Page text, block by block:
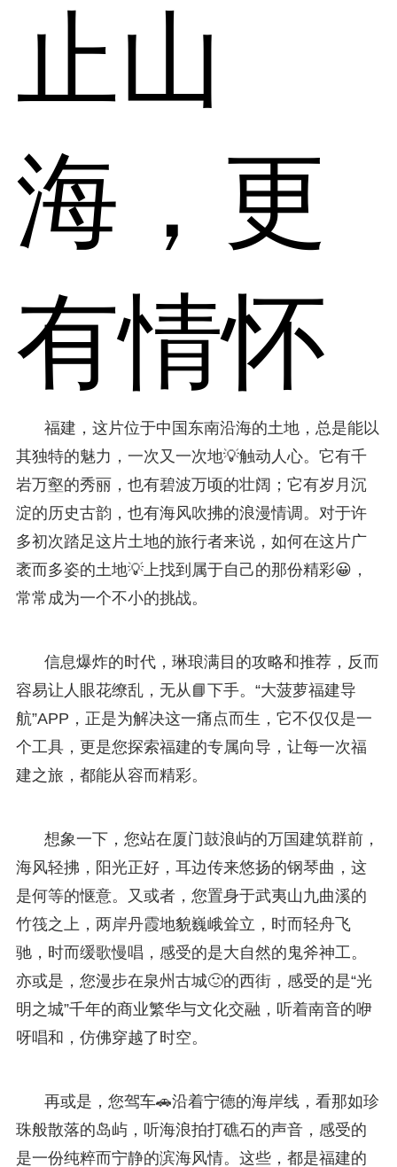
止山
海，更
有情怀
福建，这片位于中国东南沿海的土地，总是能以
其独特的魅力，一次又一次地💡触动人心。它有千
岩万壑的秀丽，也有碧波万顷的壮阔；它有岁月沉
淀的历史古韵，也有海风吹拂的浪漫情调。对于许
多初次踏足这片土地的旅行者来说，如何在这片广
袤而多姿的土地💡上找到属于自己的那份精彩😀，
常常成为一个不小的挑战。
信息爆炸的时代，琳琅满目的攻略和推荐，反而
容易让人眼花缭乱，无从📘下手。“大菠萝福建导
航”APP，正是为解决这一痛点而生，它不仅仅是一
个工具，更是您探索福建的专属向导，让每一次福
建之旅，都能从容而精彩。
想象一下，您站在厦门鼓浪屿的万国建筑群前，
海风轻拂，阳光正好，耳边传来悠扬的钢琴曲，这
是何等的惬意。又或者，您置身于武夷山九曲溪的
竹筏之上，两岸丹霞地貌巍峨耸立，时而轻舟飞
驰，时而缓歌慢唱，感受的是大自然的鬼斧神工。
亦或是，您漫步在泉州古城🙂的西街，感受的是“光
明之城”千年的商业繁华与文化交融，听着南音的咿
呀唱和，仿佛穿越了时空。
再或是，您驾车🚗沿着宁德的海岸线，看那如珍
珠般散落的岛屿，听海浪拍打礁石的声音，感受的
是一份纯粹而宁静的滨海风情。这些，都是福建的